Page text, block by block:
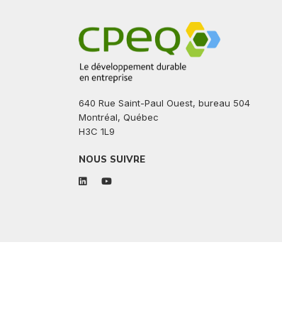
640 Rue Saint-Paul Ouest, bureau 504
Montréal, Québec
H3C 1L9
NOUS SUIVRE
linkedinyoutube